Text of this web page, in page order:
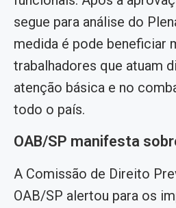
segue para análise do
medida é pode beneficiar
trabalhadores que atuam
atenção básica e no
todo o país.
OAB/SP manifesta
A Comissão de Direito
OAB/SP alertou para os